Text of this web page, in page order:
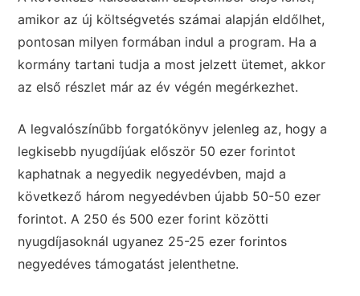
amikor az új költségvetés számai alapján eldőlhet,
pontosan milyen formában indul a program. Ha a
kormány tartani tudja a most jelzett ütemet, akkor
az első részlet már az év végén megérkezhet.
A legvalószínűbb forgatókönyv jelenleg az, hogy a
legkisebb nyugdíjúak először 50 ezer forintot
kaphatnak a negyedik negyedévben, majd a
következő három negyedévben újabb 50-50 ezer
forintot. A 250 és 500 ezer forint közötti
nyugdíjasoknál ugyanez 25-25 ezer forintos
negyedéves támogatást jelenthetne.